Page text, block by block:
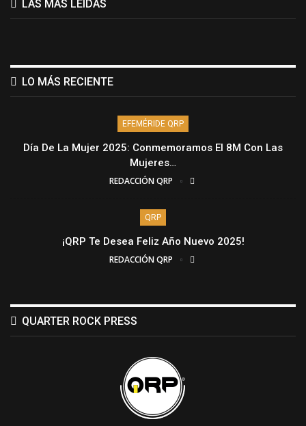
LAS MÁS LEÍDAS
LO MÁS RECIENTE
EFEMÉRIDE QRP
Día De La Mujer 2025: Conmemoramos El 8M Con Las
Mujeres…
REDACCIÓN QRP
QRP
¡QRP Te Desea Feliz Año Nuevo 2025!
REDACCIÓN QRP
QUARTER ROCK PRESS